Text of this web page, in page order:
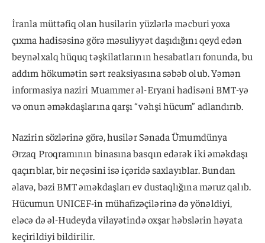
İranla müttəfiq olan husilərin yüzlərlə məcburi yoxa
çıxma hadisəsinə görə məsuliyyət daşıdığını qeyd edən
beynəlxalq hüquq təşkilatlarının hesabatları fonunda, bu
addım hökumətin sərt reaksiyasına səbəb olub. Yəmən
informasiya naziri Muammer əl-Eryani hadisəni BMT-yə
və onun əməkdaşlarına qarşı “vəhşi hücum” adlandırıb.
Nazirin sözlərinə görə, husilər Sənada Ümumdünya
Ərzaq Proqramının binasına basqın edərək iki əməkdaşı
qaçırıblar, bir neçəsini isə içəridə saxlayıblar. Bundan
əlavə, bəzi BMT əməkdaşları ev dustaqlığına məruz qalıb.
Hücumun UNICEF-in mühafizəçilərinə də yönəldiyi,
eləcə də əl-Hudeyda vilayətində oxşar həbslərin həyata
keçirildiyi bildirilir.